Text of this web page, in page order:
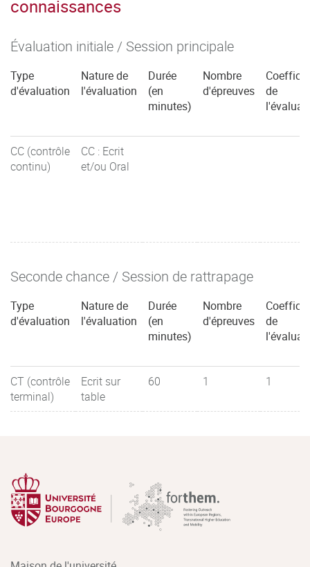
connaissances
Évaluation initiale / Session principale
Type
d'évaluation
Nature de
l'évaluation
Durée
(en
minutes)
Nombre
d'épreuves
de
CC (contrôle
continu)
CC : Ecrit
et/ou Oral
Seconde chance / Session de rattrapage
Type
d'évaluation
Nature de
l'évaluation
Durée
(en
minutes)
Nombre
d'épreuves
de
CT (contrôle
terminal)
Ecrit sur
table
60 1 1